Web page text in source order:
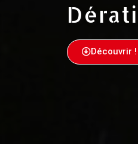
Découvrir !